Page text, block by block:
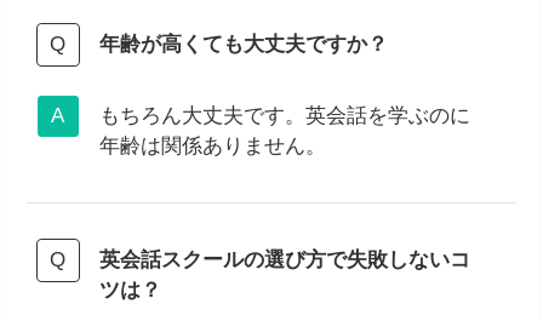
年齢が高くても大丈夫ですか？
もちろん大丈夫です。英会話を学ぶのに
年齢は関係ありません。
英会話スクールの選び方で失敗しないコ
ツは？